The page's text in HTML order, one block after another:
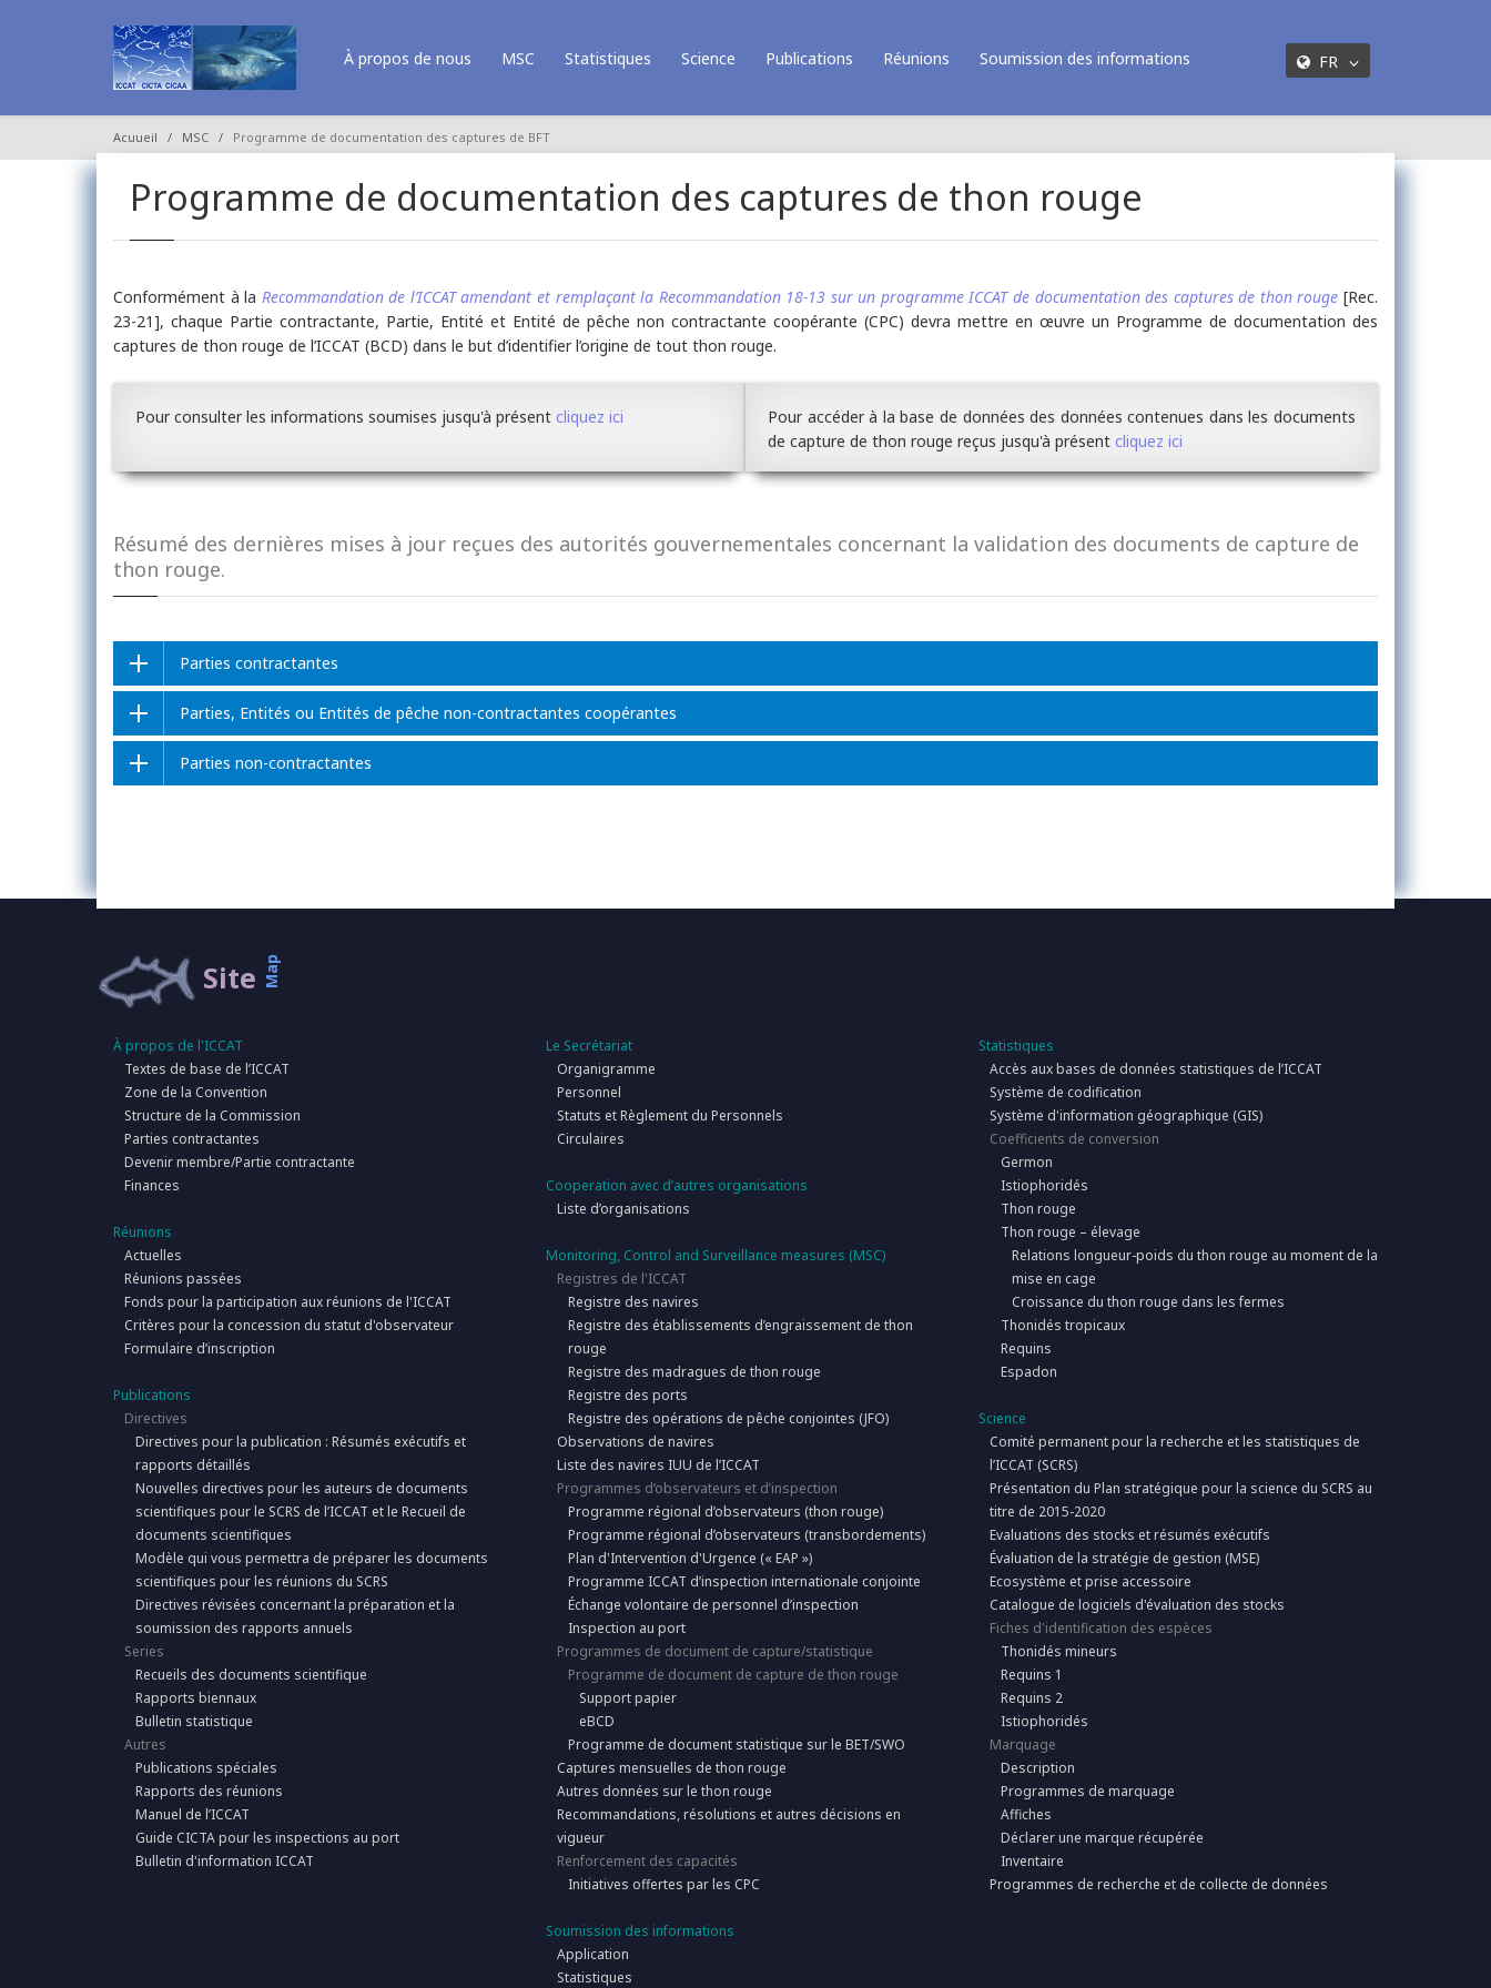
FR
À propos de nous MSC Statistiques Science Publications Réunions Soumission des informations
Acuueil MSC Programme de documentation des captures de BFT
Programme de documentation des captures de thon rouge
Conformément à la Recommandation de l’ICCAT amendant et remplaçant la Recommandation 18-13 sur un programme ICCAT de documentation des captures de thon rouge [Rec.
23-21], chaque Partie contractante, Partie, Entité et Entité de pêche non contractante coopérante (CPC) devra mettre en œuvre un Programme de documentation des
captures de thon rouge de l’ICCAT (BCD) dans le but d’identifier l’origine de tout thon rouge.
Pour consulter les informations soumises jusqu'à présent cliquez ici
Pour accéder à la base de données des données contenues dans les documents
de capture de thon rouge reçus jusqu'à présent cliquez ici
Résumé des dernières mises à jour reçues des autorités gouvernementales concernant la validation des documents de capture de
thon rouge.
Parties contractantes
Parties, Entités ou Entités de pêche non-contractantes coopérantes
Parties non-contractantes
Site Map
À propos de l'ICCAT
Textes de base de l’ICCAT
Zone de la Convention
Structure de la Commission
Parties contractantes
Devenir membre/Partie contractante
Finances
Réunions
Actuelles
Réunions passées
Fonds pour la participation aux réunions de l'ICCAT
Critères pour la concession du statut d'observateur
Formulaire d’inscription
Publications
Directives
Directives pour la publication : Résumés exécutifs et
rapports détaillés
Nouvelles directives pour les auteurs de documents
scientifiques pour le SCRS de l’ICCAT et le Recueil de
documents scientifiques
Modèle qui vous permettra de préparer les documents
scientifiques pour les réunions du SCRS
Directives révisées concernant la préparation et la
soumission des rapports annuels
Series
Recueils des documents scientifique
Rapports biennaux
Bulletin statistique
Autres
Publications spéciales
Rapports des réunions
Manuel de l’ICCAT
Guide CICTA pour les inspections au port
Bulletin d'information ICCAT
Le Secrétariat
Organigramme
Personnel
Statuts et Règlement du Personnels
Circulaires
Cooperation avec d’autres organisations
Liste d’organisations
Monitoring, Control and Surveillance measures (MSC)
Registres de l'ICCAT
Registre des navires
Registre des établissements d’engraissement de thon
rouge
Registre des madragues de thon rouge
Registre des ports
Registre des opérations de pêche conjointes (JFO)
Observations de navires
Liste des navires IUU de l’ICCAT
Programmes d’observateurs et d’inspection
Programme régional d’observateurs (thon rouge)
Programme régional d’observateurs (transbordements)
Plan d'Intervention d'Urgence (« EAP »)
Programme ICCAT d’inspection internationale conjointe
Échange volontaire de personnel d’inspection
Inspection au port
Programmes de document de capture/statistique
Programme de document de capture de thon rouge
Support papier
eBCD
Programme de document statistique sur le BET/SWO
Captures mensuelles de thon rouge
Autres données sur le thon rouge
Recommandations, résolutions et autres décisions en
vigueur
Renforcement des capacités
Initiatives offertes par les CPC
Soumission des informations
Application
Statistiques
Statistiques
Accès aux bases de données statistiques de l’ICCAT
Système de codification
Système d'information géographique (GIS)
Coefficients de conversion
Germon
Istiophoridés
Thon rouge
Thon rouge – élevage
Relations longueur-poids du thon rouge au moment de la
mise en cage
Croissance du thon rouge dans les fermes
Thonidés tropicaux
Requins
Espadon
Science
Comité permanent pour la recherche et les statistiques de
l’ICCAT (SCRS)
Présentation du Plan stratégique pour la science du SCRS au
titre de 2015-2020
Evaluations des stocks et résumés exécutifs
Évaluation de la stratégie de gestion (MSE)
Ecosystème et prise accessoire
Catalogue de logiciels d'évaluation des stocks
Fiches d'identification des espèces
Thonidés mineurs
Requins 1
Requins 2
Istiophoridés
Marquage
Description
Programmes de marquage
Affiches
Déclarer une marque récupérée
Inventaire
Programmes de recherche et de collecte de données